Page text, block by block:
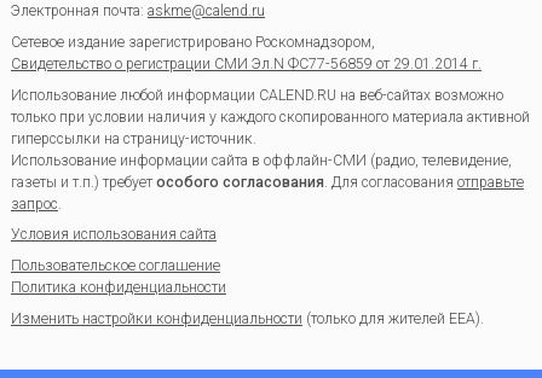
Электронная почта: askme@calend.ru
Сетевое издание зарегистрировано Роскомнадзором,
Свидетельство о регистрации СМИ Эл.N ФС77-56859 от 29.01.2014 г.
Использование любой информации CALEND.RU на веб-сайтах возможно
только при условии наличия у каждого скопированного материала активной
гиперссылки на страницу-источник.
Использование информации сайта в оффлайн-СМИ (радио, телевидение,
газеты и т.п.) требуетособого согласования . Для согласования отправьте
запрос
Условия использования сайта
Пользовательское соглашение
Политика конфиденциальности
Изменить настройки конфиденциальности (только для жителей EEA).